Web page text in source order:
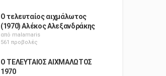
Ο τελευταίος αιχμάλωτος
(1970) Αλέκος Αλεξανδράκης
από malamaris
561 προβολές
Ο ΤΕΛΕΥΤΑΙΟΣ ΑΙΧΜΑΛΩΤΟΣ
1970